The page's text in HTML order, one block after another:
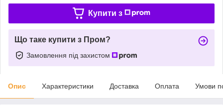
Купити з
Що таке купити з Пром?
Замовлення під захистом
Опис Характеристики Доставка Оплата Умови